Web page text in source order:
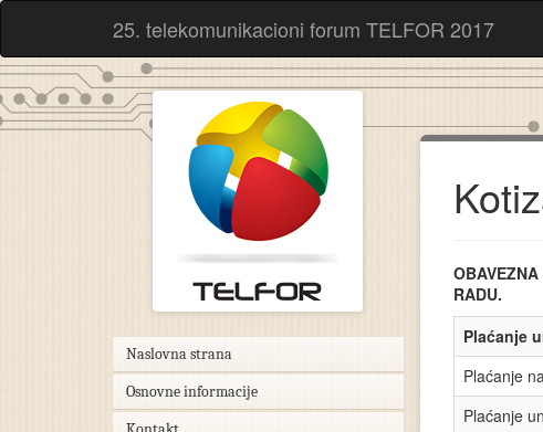
25. telekomunikacioni forum TELFOR 2017
Naslovna strana
Osnovne informacije
RADU.
Plaćanje
Plaćanje
Plaćanje